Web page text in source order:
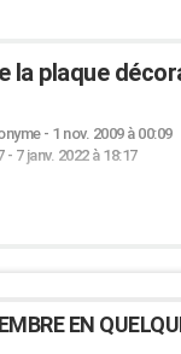
la plaque
- 1 nov. 2009 à 00:09
- 7 janv. 2022 à 18:17
EN